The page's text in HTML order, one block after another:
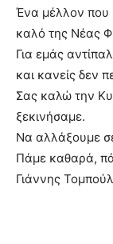
Ένα μέλλον που
καλό της Νέας
Για εμάς
και κανείς δεν
Σας καλώ την
ξεκινήσαμε.
Να αλλάξουμε
Πάμε καθαρά,
Γιάννης